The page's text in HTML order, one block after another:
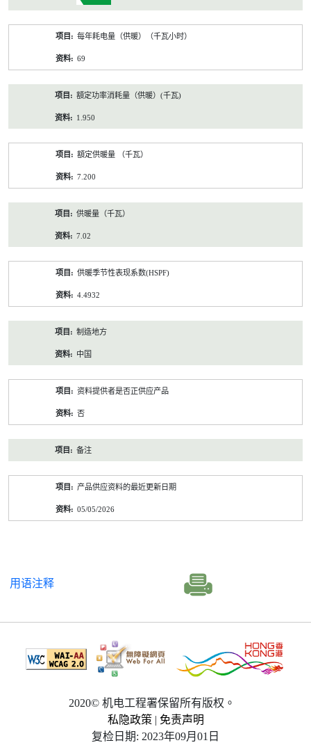
每年耗电量（供暖）（千瓦小时）
69
額定功率消耗量（供暖）(千瓦)
1.950
額定供暖量 （千瓦）
7.200
供暖量（千瓦）
7.02
供暖季节性表现系数(HSPF)
4.4932
制造地方
中国
资料提供者是否正供应产品
否
备注
产品供应资料的最近更新日期
05/05/2026
用语注释
2020© 机电工程署保留所有版权。
私隐政策 | 免责声明
复检日期: 2023年09月01日